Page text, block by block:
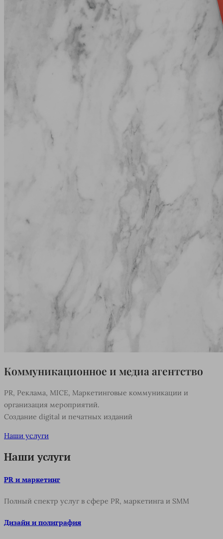
Коммуникационное и медиа агентство
PR, Реклама, MICE, Маркетинговые коммуникации и
организация мероприятий.
Создание digital и печатных изданий
Наши услуги
Наши услуги
PR и маркетинг
Полный спектр услуг в сфере PR, маркетинга и SMM
Дизайн и полиграфия